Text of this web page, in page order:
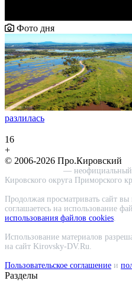
Фото дня
разлилась
16
+
© 2006-2026 Про.Кировский
— неофициальный
Кировского округа Приморского
Продолжая просматривать сайт
соглашаетесь на использование
использования файлов cookies.
Использование материалов
на сайт Kirovsky-DV.Ru.
Пользовательское соглашение и
Разделы